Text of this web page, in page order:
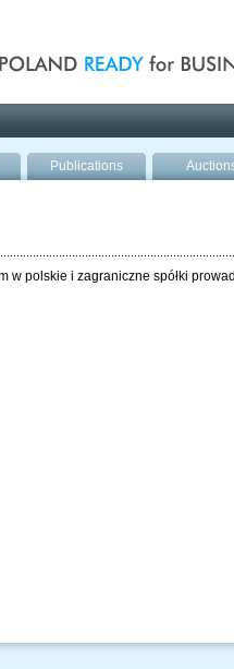
Publications
w polskie i zagraniczne spółki